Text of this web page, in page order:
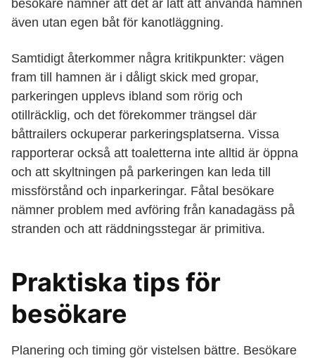
besökare nämner att det är lätt att använda hamnen
även utan egen båt för kanotläggning.
Samtidigt återkommer några kritikpunkter: vägen
fram till hamnen är i dåligt skick med gropar,
parkeringen upplevs ibland som rörig och
otillräcklig, och det förekommer trängsel där
båttrailers ockuperar parkeringsplatserna. Vissa
rapporterar också att toaletterna inte alltid är öppna
och att skyltningen på parkeringen kan leda till
missförstånd och inparkeringar. Fåtal besökare
nämner problem med avföring från kanadagäss på
stranden och att räddningsstegar är primitiva.
Praktiska tips för
besökare
Planering och timing gör vistelsen bättre. Besökare